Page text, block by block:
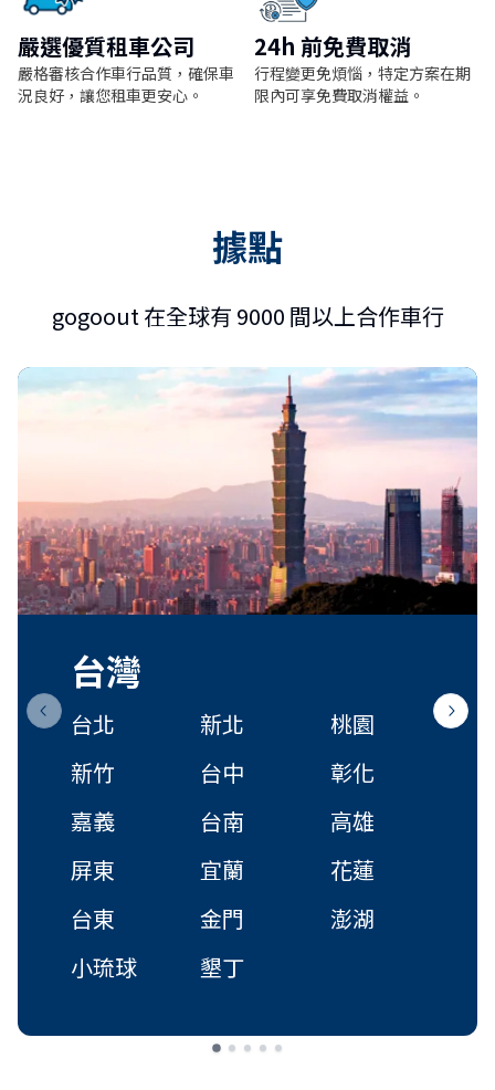
嚴選優質租車公司
嚴格審核合作車行品質，確保車
況良好，讓您租車更安心。
24h 前免費取消
行程變更免煩惱，特定方案在期
限內可享免費取消權益。
據點
gogoout 在全球有 9000 間以上合作車行
台灣
台北 新北
桃園
新竹
台中
彰化
嘉義
台南
高雄
屏東
宜蘭
花蓮
台東
金門
澎湖
小琉球
墾丁
Previous slide Next